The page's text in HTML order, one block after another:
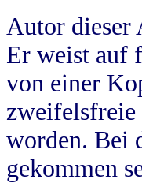
Autor dieser
Er weist auf
von einer
worden. Bei
gekommen